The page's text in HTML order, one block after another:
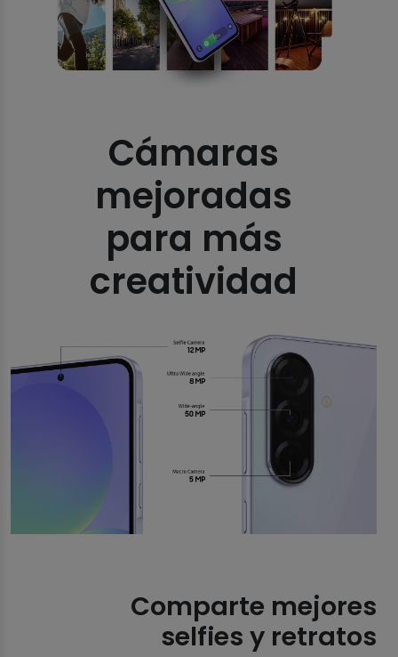
Cámaras
mejoradas
para más
creatividad
Comparte mejores
selfies y retratos